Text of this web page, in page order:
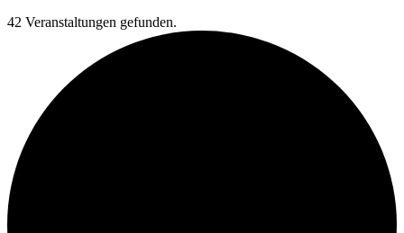
42 Veranstaltungen gefunden.